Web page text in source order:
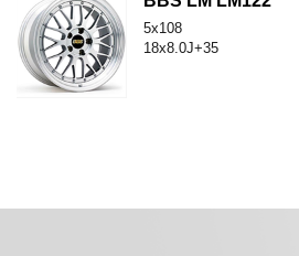
5x108
18x8.0J+35